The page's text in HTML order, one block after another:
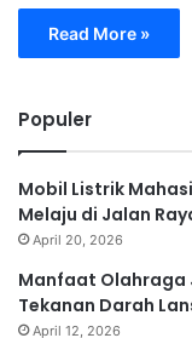
Read More »
Populer
Mobil Listrik
Melaju di Jalan
April 20, 2026
Manfaat Olahraga
Tekanan Darah
April 12, 2026